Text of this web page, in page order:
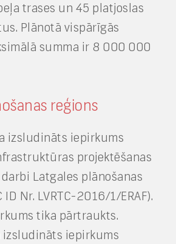
trases un 45 platjoslas
Plānotā vispārīgās
summa ir 8 000 000
reģions
izsludināts iepirkums
projektēšanas
Latgales plānošanas
ID Nr. LVRTC-2016/1/ERAF).
tika pārtraukts.
izsludināts iepirkums